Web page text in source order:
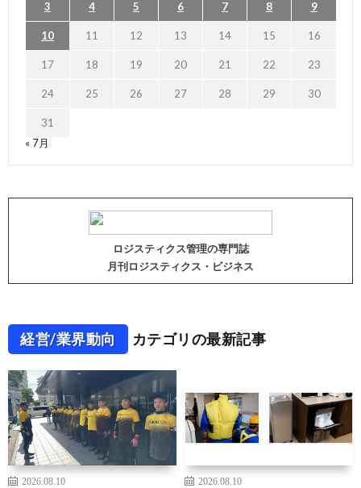
3 4 5 6 7 8 9
10 11 12 13 14 15 16
17 18 19 20 21 22 23
24 25 26 27 28 29 30
31
« 7月
ロジスティクス管理の専門誌
月刊ロジスティクス・ビジネス
経営/業界動向 カテゴリの最新記事
2026.08.10
2026.08.10